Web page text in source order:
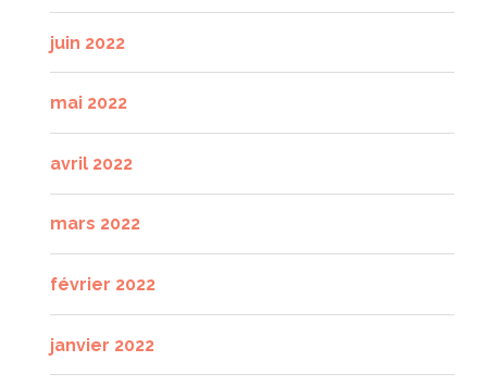
juin 2022
mai 2022
avril 2022
mars 2022
février 2022
janvier 2022